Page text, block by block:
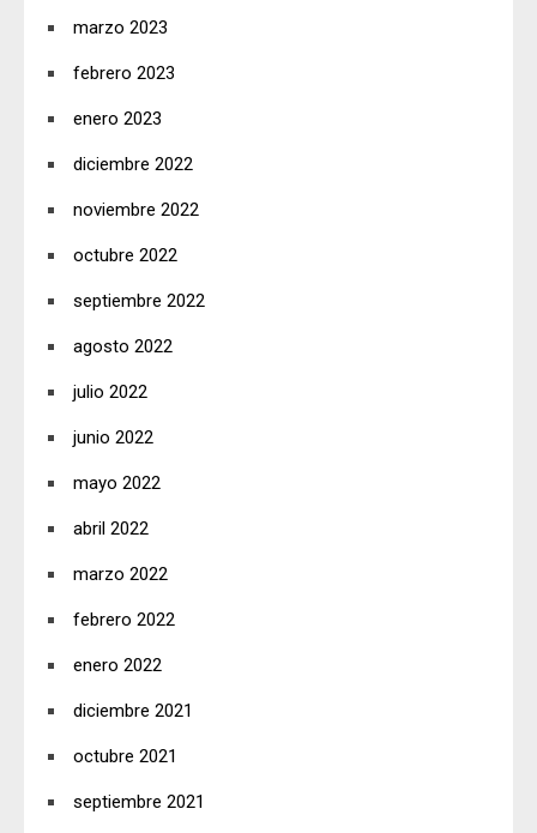
marzo 2023
febrero 2023
enero 2023
diciembre 2022
noviembre 2022
octubre 2022
septiembre 2022
agosto 2022
julio 2022
junio 2022
mayo 2022
abril 2022
marzo 2022
febrero 2022
enero 2022
diciembre 2021
octubre 2021
septiembre 2021